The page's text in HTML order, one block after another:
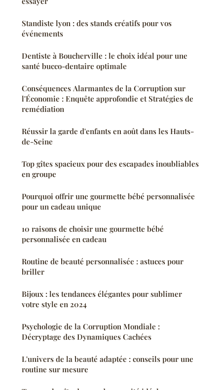
Standiste lyon : des stands créatifs pour vos
événements
Dentiste à Boucherville : le choix idéal pour une
santé bucco-dentaire optimale
Conséquences Alarmantes de la Corruption sur
l'Économie : Enquête approfondie et Stratégies de
remédiation
Réussir la garde d'enfants en août dans les Hauts-
de-Seine
Top gîtes spacieux pour des escapades inoubliables
en groupe
Pourquoi offrir une gourmette bébé personnalisée
pour un cadeau unique
10 raisons de choisir une gourmette bébé
personnalisée en cadeau
Routine de beauté personnalisée : astuces pour
briller
Bijoux : les tendances élégantes pour sublimer
votre style en 2024
Psychologie de la Corruption Mondiale :
Décryptage des Dynamiques Cachées
L'univers de la beauté adaptée : conseils pour une
routine sur mesure